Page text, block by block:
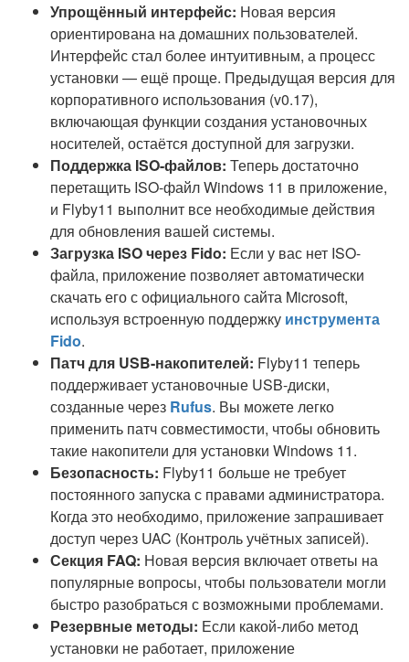
Упрощённый интерфейс: Новая версия
ориентирована на домашних пользователей.
Интерфейс стал более интуитивным, а процесс
установки — ещё проще. Предыдущая версия для
корпоративного использования (v0.17),
включающая функции создания установочных
носителей, остаётся доступной для загрузки.
Поддержка ISO-файлов: Теперь достаточно
перетащить ISO-файл Windows 11 в приложение,
и Flyby11 выполнит все необходимые действия
для обновления вашей системы.
Загрузка ISO через Fido: Если у вас нет ISO-
файла, приложение позволяет автоматически
скачать его с официального сайта Microsoft,
используя встроенную поддержку инструмента
Fido.
Патч для USB-накопителей: Flyby11 теперь
поддерживает установочные USB-диски,
созданные через Rufus. Вы можете легко
применить патч совместимости, чтобы обновить
такие накопители для установки Windows 11.
Безопасность: Flyby11 больше не требует
постоянного запуска с правами администратора.
Когда это необходимо, приложение запрашивает
доступ через UAC (Контроль учётных записей).
Секция FAQ: Новая версия включает ответы на
популярные вопросы, чтобы пользователи могли
быстро разобраться с возможными проблемами.
Резервные методы: Если какой-либо метод
установки не работает, приложение